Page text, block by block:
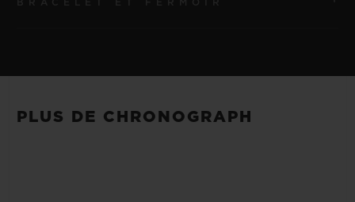
RÉSERVE DE MARCHE
BRACELET
PLUS DE CHRONOGRAPH